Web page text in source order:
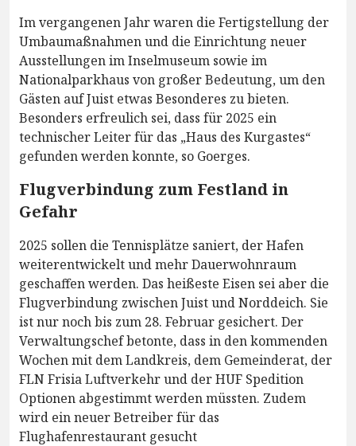
Im vergangenen Jahr waren die Fertigstellung der
Umbaumaßnahmen und die Einrichtung neuer
Ausstellungen im Inselmuseum sowie im
Nationalparkhaus von großer Bedeutung, um den
Gästen auf Juist etwas Besonderes zu bieten.
Besonders erfreulich sei, dass für 2025 ein
technischer Leiter für das „Haus des Kurgastes“
gefunden werden konnte, so Goerges.
Flugverbindung zum Festland in
Gefahr
2025 sollen die Tennisplätze saniert, der Hafen
weiterentwickelt und mehr Dauerwohnraum
geschaffen werden. Das heißeste Eisen sei aber die
Flugverbindung zwischen Juist und Norddeich. Sie
ist nur noch bis zum 28. Februar gesichert. Der
Verwaltungschef betonte, dass in den kommenden
Wochen mit dem Landkreis, dem Gemeinderat, der
FLN Frisia Luftverkehr und der HUF Spedition
Optionen abgestimmt werden müssten. Zudem
wird ein neuer Betreiber für das
Flughafenrestaurant gesucht